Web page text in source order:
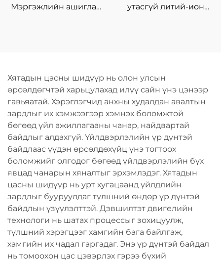
Мэргэжлийн ашиглах
утасгүй литий-ион
Хятадын цасны шидүүр нь олон улсын
өрсөлдөгчтэй харьцулахад илүү сайн үнэ цэнээр
гавьяатай. Хэрэглэгчид анхны худалдан авалтын
зардлыг их хэмжээгээр хэмнэх боломжтой
бөгөөд үйл ажиллагааны чанар, найдвартай
байдлыг алдахгүй. Үйлдвэрлэлийн үр дүнтэй
байдлаас үүдэн өрсөлдөхүйц үнэ тогтоох
боломжийг олгодог бөгөөд үйлдвэрлэлийн бүх
явцад чанарын хяналтыг эрхэмлэдэг. Хятадын
цасны шидүүр нь урт хугацаанд үйлдлийн
зардлыг бууруулдаг түлшний өндөр үр дүнтэй
байдлын үзүүлэлттэй. Дэвшилтэт двигелийн
технологи нь шатах процессыг зохицуулж,
түлшний хэрэгцээг хамгийн бага байлгаж,
хамгийн их чадал гаргадаг. Энэ үр дүнтэй байдал
нь томоохон цас цэвэрлэх гэрээ бүхий